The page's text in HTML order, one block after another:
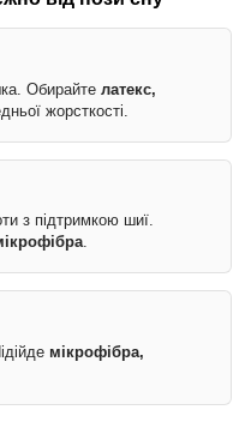
Обирайте латекс,
жорсткості.
з підтримкою шиї.
.
мікрофібра,